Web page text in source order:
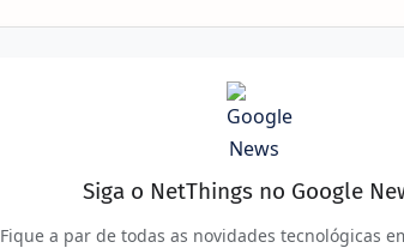
Siga o NetThings no Google
Fique a par de todas as novidades tecnológicas